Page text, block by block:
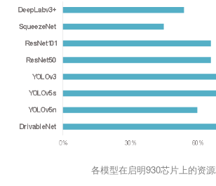
各模型在启明930芯片上的资